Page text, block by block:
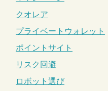
クオレア
プライベートウォレット
ポイントサイト
リスク回避
ロボット選び